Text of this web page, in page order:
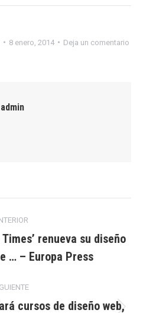
8 enero, 2014 Deja un comentario
admin
Publicación
anterior:
Times’ renueva su diseño
… – Europa Press
cursos de diseño web,